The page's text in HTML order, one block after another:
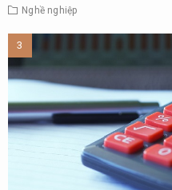
Nghề nghiệp